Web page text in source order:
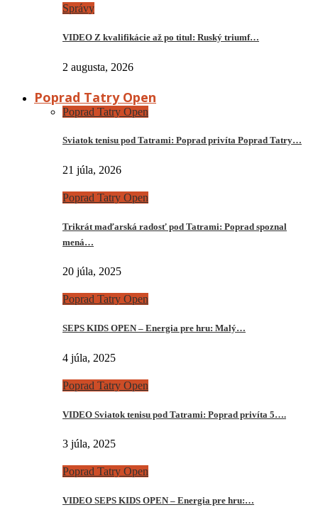
Správy
VIDEO Z kvalifikácie až po titul: Ruský triumf…
2 augusta, 2026
Poprad Tatry Open
Poprad Tatry Open
Sviatok tenisu pod Tatrami: Poprad privíta Poprad Tatry…
21 júla, 2026
Poprad Tatry Open
Trikrát maďarská radosť pod Tatrami: Poprad spoznal
mená…
20 júla, 2025
Poprad Tatry Open
SEPS KIDS OPEN – Energia pre hru: Malý…
4 júla, 2025
Poprad Tatry Open
VIDEO Sviatok tenisu pod Tatrami: Poprad privíta 5….
3 júla, 2025
Poprad Tatry Open
VIDEO SEPS KIDS OPEN – Energia pre hru:…